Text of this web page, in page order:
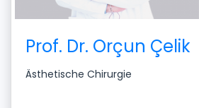
Prof. Dr. Orçun Çelik
Ästhetische Chirurgie